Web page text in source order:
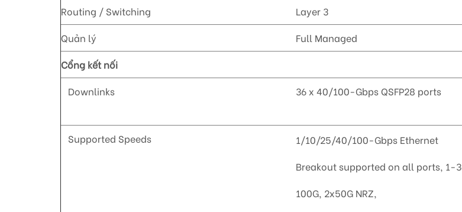
Routing / Switching
Layer 3
Quản lý
Full Managed
Cổng kết nối
Downlinks
36 x 40/100-Gbps QSFP28 ports
Supported Speeds
1/10/25/40/100-Gbps Ethernet
Breakout supported on all ports, 1-
100G, 2x50G NRZ,